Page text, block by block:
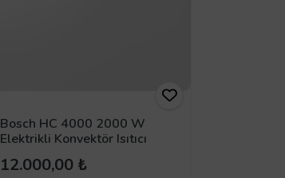
Bosch HC 4000 2000 W
Elektrikli Konvektör Isıtıcı
12.000,00 ₺